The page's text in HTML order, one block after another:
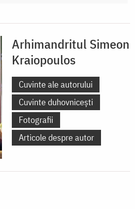
Arhimandritul Simeon
Kraiopoulos
Cuvinte ale autorului
Cuvinte duhovnicești
Fotografii
Articole despre autor